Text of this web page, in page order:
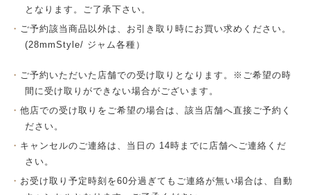
となります。ご了承下さい。
ご予約該当商品以外は、お引き取り時にお買い求めください。
(28mmStyle/ ジャム各種）
ご予約いただいた店舗での受け取りとなります。※ご希望の時
間に受け取りができない場合がございます。
他店での受け取りをご希望の場合は、該当店舗へ直接ご予約く
ださい。
キャンセルのご連絡は、当日の 14時までに店舗へご連絡くだ
さい。
お受け取り予定時刻を60分過ぎてもご連絡が無い場合は、自動